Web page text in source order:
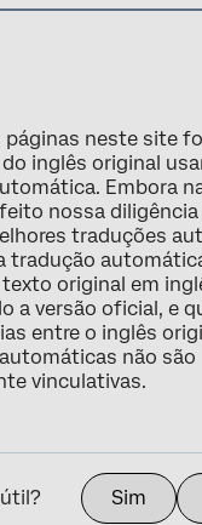
páginas neste site
inglês original
Embora
nossa diligência
traduções
tradução
original em
a versão oficial, e
entre o inglês
não são
vinculativas.
Sim